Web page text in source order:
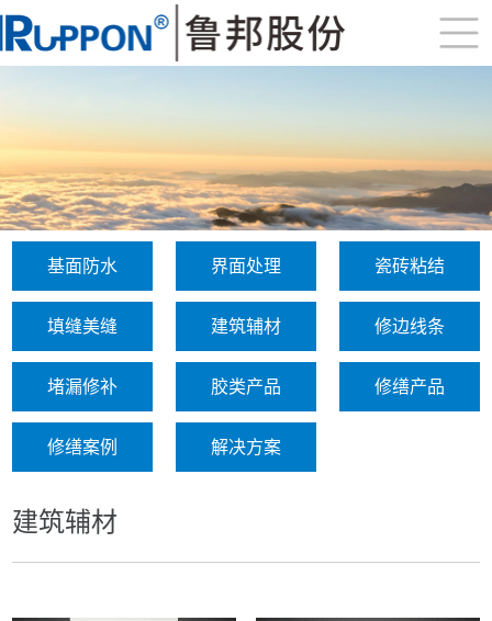
基面防水 界面处理 瓷砖粘结
填缝美缝 建筑辅材 修边线条
堵漏修补 胶类产品 修缮产品
修缮案例 解决方案
建筑辅材